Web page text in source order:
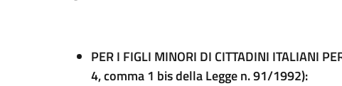
PER I FIGLI MINORI DI CITTADINI ITALIANI
4, comma 1 bis della Legge n. 91/1992):